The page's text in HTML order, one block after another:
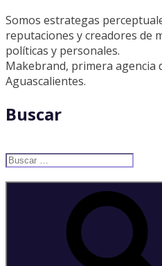
Somos estrategas
reputaciones y creadores de
políticas y personales.
Makebrand, primera agencia
Aguascalientes.
Buscar
por: